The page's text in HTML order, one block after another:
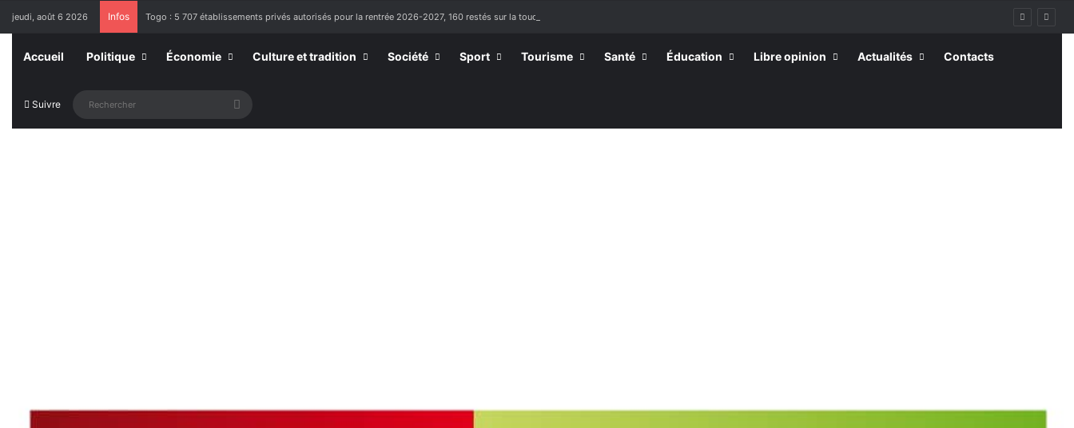
jeudi, août 6 2026 Infos Togo : 5 707 établissements privés autorisés pour la rentrée 2026-2027, 160 restés sur la touche
Accueil Politique Économie Culture et tradition Société Sport Tourisme Santé Éducation Libre opinion Actualités Contacts
Suivre Rechercher